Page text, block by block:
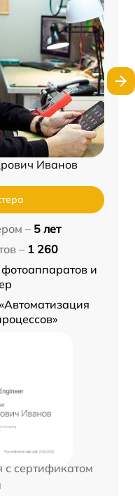
Иванов
– 5 лет
– 1 260
и
с сертификатом